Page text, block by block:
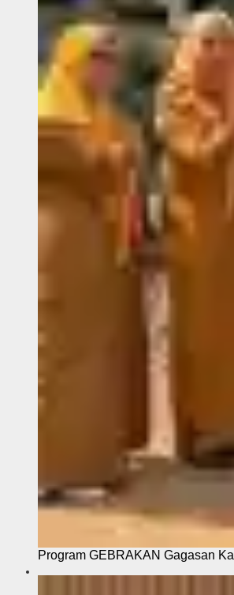
Program GEBRAKAN Gagasan